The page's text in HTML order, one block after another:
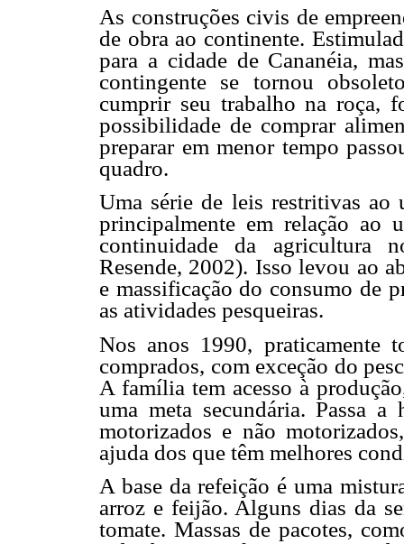
As construções civis de
de obra ao continente.
para a cidade de Cananéia,
contingente se tornou
cumprir seu trabalho na roça,
possibilidade de comprar
preparar em menor tempo
quadro.
Uma série de leis restritivas ao
principalmente em relação ao
continuidade da agricultura
Resende, 2002). Isso levou ao
e massificação do consumo de
as atividades pesqueiras.
Nos anos 1990, praticamente
comprados, com exceção do
A família tem acesso à
uma meta secundária. Passa a
motorizados e não
ajuda dos que têm melhores
A base da refeição é uma
arroz e feijão. Alguns dias da
tomate. Massas de pacotes,